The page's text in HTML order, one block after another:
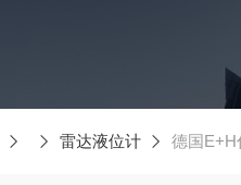
雷达液位计 德国E+H